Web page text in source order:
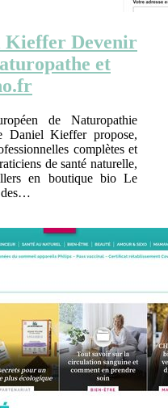
Kieffer Devenir
et
de Naturopathie
Daniel Kieffer propose,
complètes et
de santé naturelle,
en boutique bio Le
des…